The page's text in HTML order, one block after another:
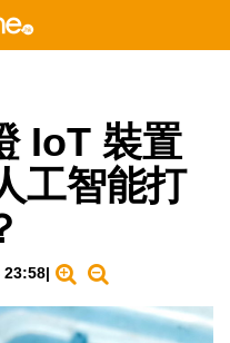
IoT 裝置
工智能打
23:58|